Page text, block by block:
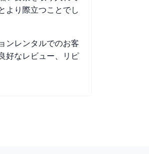
より際立つことでし
ンレンタルでのお客
好なレビュー、リピ